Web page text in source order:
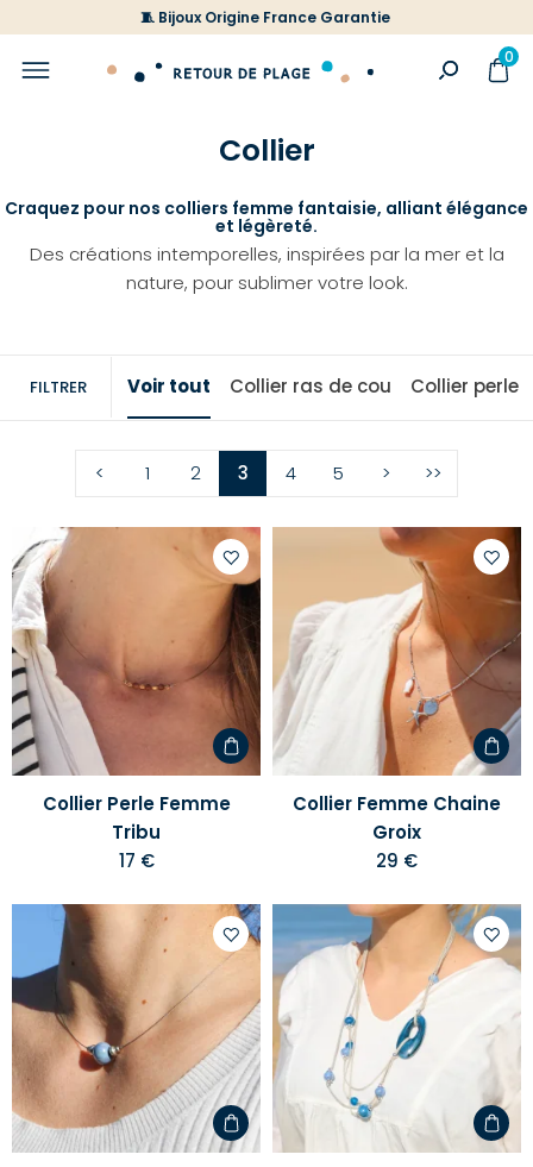
🧵 Bijoux Origine France Garantie
0
Collier
Craquez pour nos colliers femme fantaisie, alliant élégance
et légèreté.
Des créations intemporelles, inspirées par la mer et la
nature, pour sublimer votre look.
FILTRER Voir tout Collier ras de cou Collier perle
< 1 2 3 4 5 > >>
Ajouter
à
votre
liste
d'envies
Collier Perle Femme
Tribu
17 €
votre
liste
Collier Femme Chaine
Groix
29 €
Ajouter
votre
liste
d'envies
votre